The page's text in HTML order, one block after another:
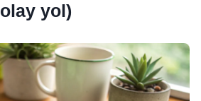
yol)